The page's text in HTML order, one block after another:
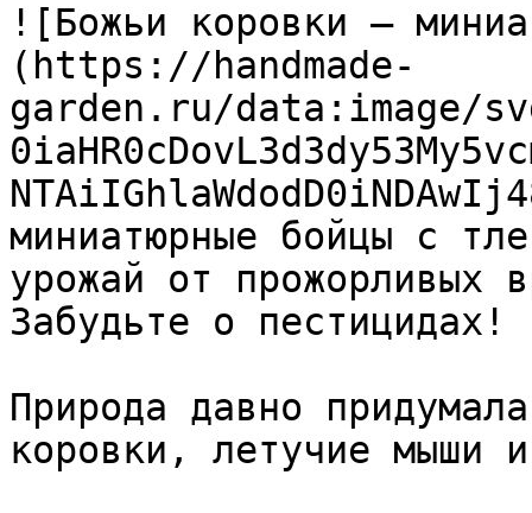
![Божьи коровки –
(https://handmade-
garden.ru/data:image/
миниатюрные бойцы с
урожай от прожорливых
Забудьте о пестицидах!
Природа давно
коровки, летучие мыши